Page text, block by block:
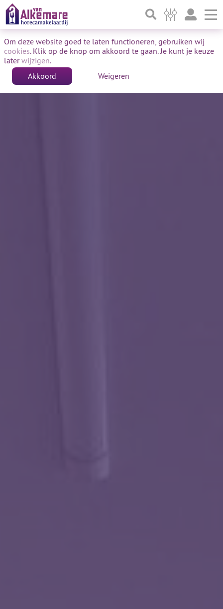
Om deze website goed te laten functioneren, gebruiken wij
cookies. Klik op de knop om akkoord te gaan. Je kunt je keuze
laterwijzigen.
Akkoord
Weigeren